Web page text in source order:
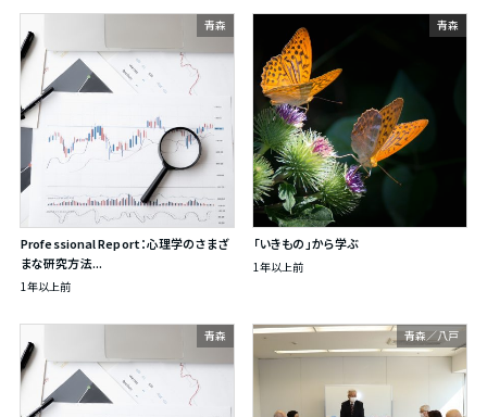
青森
Professional Report：心理学のさまざ
まな研究方法...
1年以上前
青森
「いきもの」から学ぶ
1年以上前
青森 青森／八戸